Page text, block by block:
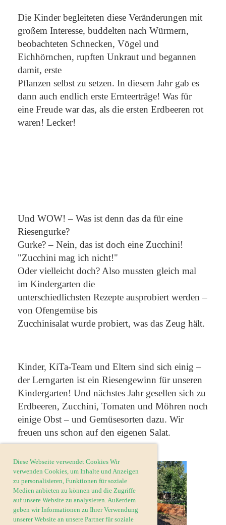
Diese Webseite verwendet Cookies Wir
verwenden Cookies, um Inhalte und Anzeigen
zu personalisieren, Funktionen für soziale
Medien anbieten zu können und die Zugriffe
auf unsere Website zu analysieren. Außerdem
geben wir Informationen zu Ihrer Verwendung
unserer Website an unsere Partner für soziale
Die Kinder begleiteten diese Veränderungen mit
großem Interesse, buddelten nach Würmern,
beobachteten Schnecken, Vögel und
Eichhörnchen, rupften Unkraut und begannen
damit, erste
Pflanzen selbst zu setzen. In diesem Jahr gab es
dann auch endlich erste Ernteerträge! Was für
eine Freude war das, als die ersten Erdbeeren rot
waren! Lecker!
Und WOW! – Was ist denn das da für eine
Riesengurke?
Gurke? – Nein, das ist doch eine Zucchini!
"Zucchini mag ich nicht!"
Oder vielleicht doch? Also mussten gleich mal
im Kindergarten die
unterschiedlichsten Rezepte ausprobiert werden –
von Ofengemüse bis
Zucchinisalat wurde probiert, was das Zeug hält.
Kinder, KiTa-Team und Eltern sind sich einig –
der Lerngarten ist ein Riesengewinn für unseren
Kindergarten! Und nächstes Jahr gesellen sich zu
Erdbeeren, Zucchini, Tomaten und Möhren noch
einige Obst – und Gemüsesorten dazu. Wir
freuen uns schon auf den eigenen Salat.